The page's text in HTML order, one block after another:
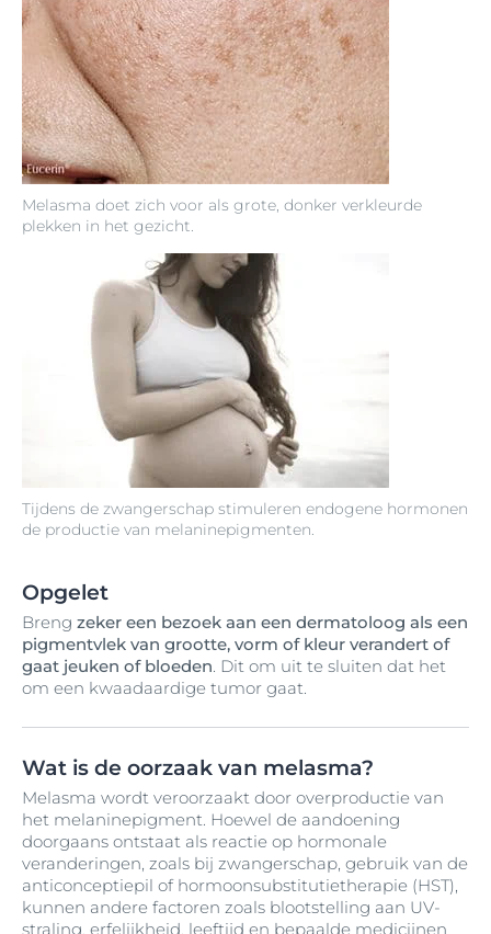
Melasma doet zich voor als grote, donker verkleurde
plekken in het gezicht.
Tijdens de zwangerschap stimuleren endogene hormonen
de productie van melaninepigmenten.
Opgelet
Breng zeker een bezoek aan een dermatoloog als een
pigmentvlek van grootte, vorm of kleur verandert of
gaat jeuken of bloeden. Dit om uit te sluiten dat het
om een kwaadaardige tumor gaat.
Wat is de oorzaak van melasma?
Melasma wordt veroorzaakt door overproductie van
het melaninepigment. Hoewel de aandoening
doorgaans ontstaat als reactie op hormonale
veranderingen, zoals bij zwangerschap, gebruik van de
anticonceptiepil of hormoonsubstitutietherapie (HST),
kunnen andere factoren zoals blootstelling aan UV-
straling, erfelijkheid, leeftijd en bepaalde medicijnen